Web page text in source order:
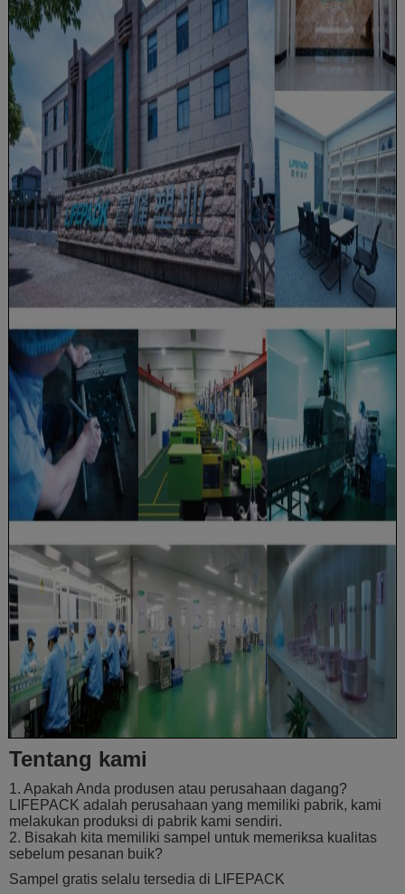
Tentang kami
1. Apakah Anda produsen atau perusahaan dagang?
LIFEPACK adalah perusahaan yang memiliki pabrik, kami
melakukan produksi di pabrik kami sendiri.
2. Bisakah kita memiliki sampel untuk memeriksa kualitas
sebelum pesanan buik?
Sampel gratis selalu tersedia di LIFEPACK